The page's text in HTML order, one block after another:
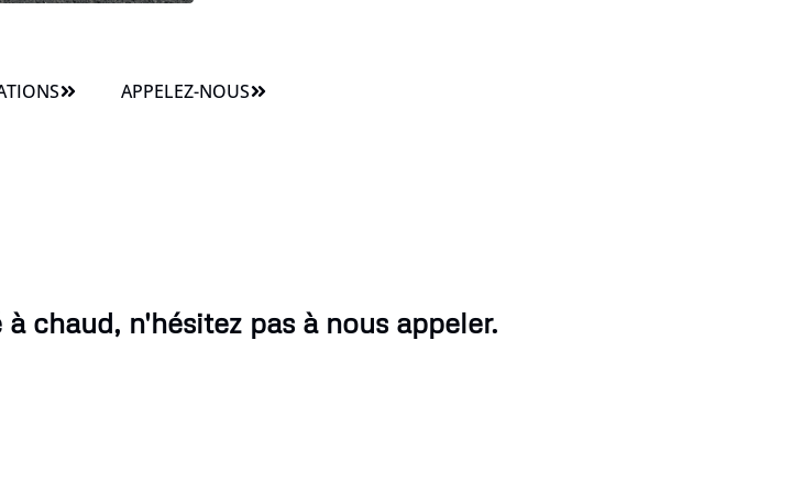
APPELEZ-NOUS
chaud, n'hésitez pas à nous appeler.